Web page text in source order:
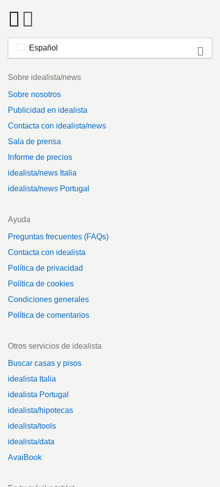
Español
Footer
Sobre idealista/news
Sobre nosotros
Publicidad en idealista
Contacta con idealista/news
Sala de prensa
Informe de precios
idealista/news Italia
idealista/news Portugal
Ayuda
Preguntas frecuentes (FAQs)
Contacta con idealista
Política de privacidad
Política de cookies
Condiciones generales
Política de comentarios
Otros servicios de idealista
Buscar casas y pisos
idealista Italia
idealista Portugal
idealista/hipotecas
idealista/tools
idealista/data
AvaiBook